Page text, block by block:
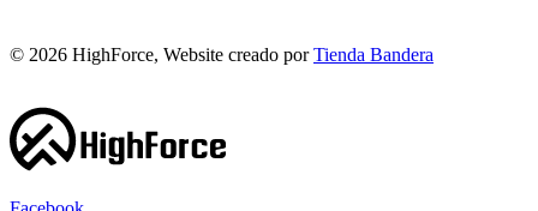
© 2026 HighForce, Website creado por Tienda Bandera